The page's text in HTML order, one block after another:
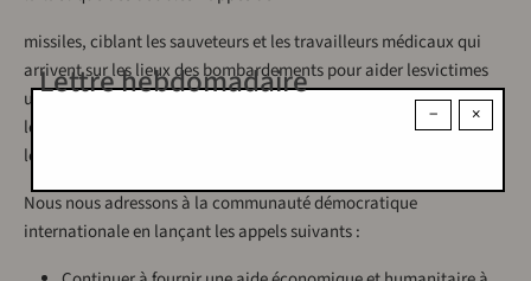
missiles, ciblant les sauveteurs et les travailleurs médicaux qui
arrivent sur les lieux des bombardements pour aider lesvictimes
une seconde fois. En violation du droit humanitaire international,
les troupes russes ont tué des médecins et dessecouristes pendant
leur travail.
Nous nous adressons à la communauté démocratique
internationale en lançant les appels suivants :
×
−
Lettre hebdomadaire